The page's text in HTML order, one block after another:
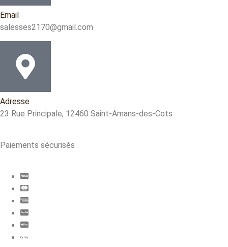
Email
salesses2170@gmail.com
Adresse
23 Rue Principale, 12460 Saint-Amans-des-Cots
Paiements sécurisés